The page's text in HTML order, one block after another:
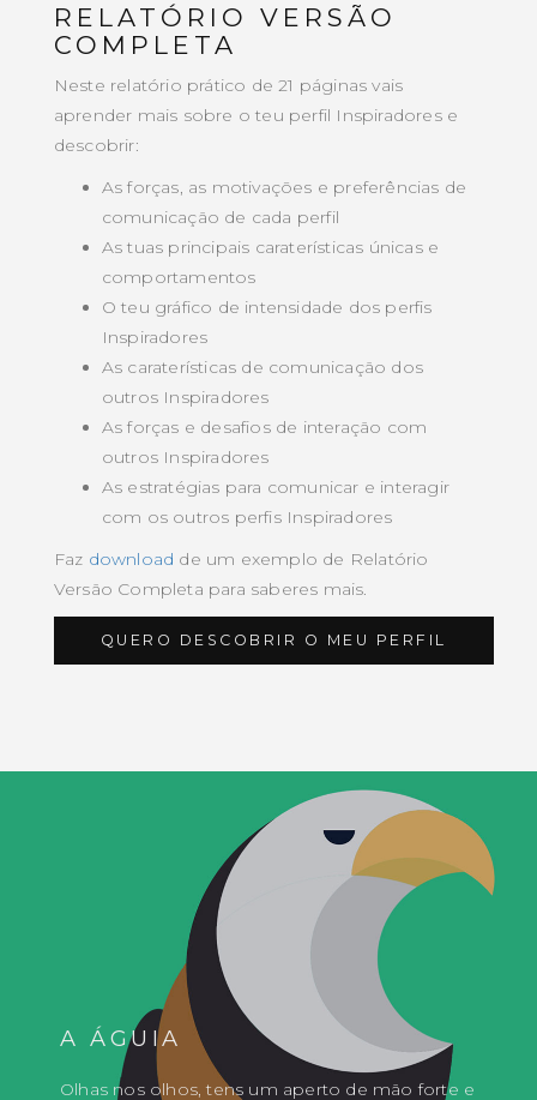
RELATÓRIO VERSÃO
COMPLETA
Neste relatório prático de 21 páginas vais
aprender mais sobre o teu perfil Inspiradores e
descobrir:
As forças, as motivações e preferências de
comunicação de cada perfil
As tuas principais caraterísticas únicas e
comportamentos
O teu gráfico de intensidade dos perfis
Inspiradores
As caraterísticas de comunicação dos
outros Inspiradores
As forças e desafios de interação com
outros Inspiradores
As estratégias para comunicar e interagir
com os outros perfis Inspiradores
Faz download de um exemplo de Relatório
Versão Completa para saberes mais.
QUERO DESCOBRIR O MEU PERFIL
A ÁGUIA
Olhas nos olhos, tens um aperto de mão forte e